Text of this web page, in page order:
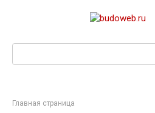
Главная страница